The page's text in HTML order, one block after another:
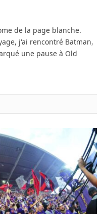
de la page blanche.
j'ai rencontré Batman,
une pause à Old